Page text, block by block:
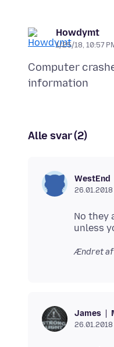
Howdymt
1/25/18, 10:57
Computer
Alle svar (2)
WestEnd
No they
Ændret af
James